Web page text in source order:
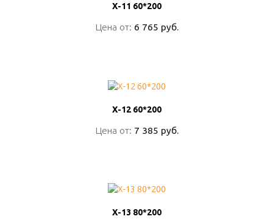
Х-11 60*200
Цена от: 6 765 руб.
Х-11 60*200
Цена от: 6 765 руб.
Х-12 60*200
Цена от: 7 385 руб.
Х-12 60*200
Цена от: 7 385 руб.
Х-13 80*200
Х-13 80*200